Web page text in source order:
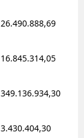
26.490.888,69
16.845.314,05
349.136.934,30
3.430.404,30